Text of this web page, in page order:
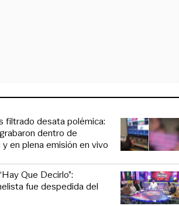
filtrado desata polémica:
dentro de
en plena emisión en vivo
Que Decirlo”:
fue despedida del